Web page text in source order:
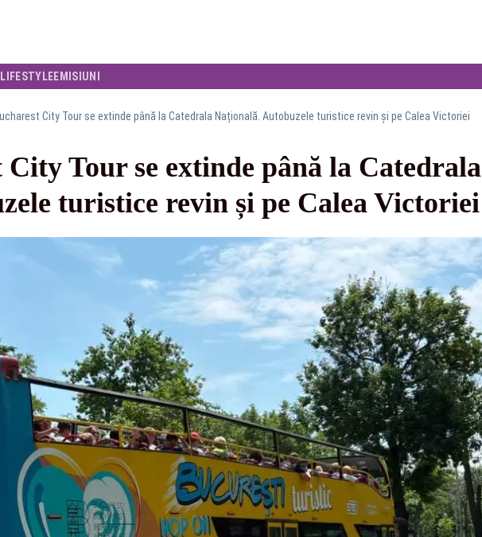
LIFESTYLEEMISIUNI
City Tour se extinde până la Catedrala Națională. Autobuzele turistice revin și pe Calea Victoriei
City Tour se extinde până la Catedrala
turistice revin și pe Calea Victoriei